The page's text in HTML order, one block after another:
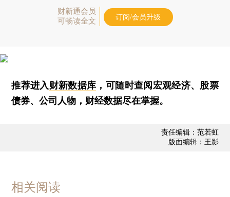
财新通会员
可畅读全文
订阅/会员升级
推荐进入财新数据库 ，可随时查阅宏观经济、股票
债券、公司人物，财经数据尽在掌握。
责任编辑：范若虹
版面编辑：王影
相关阅读